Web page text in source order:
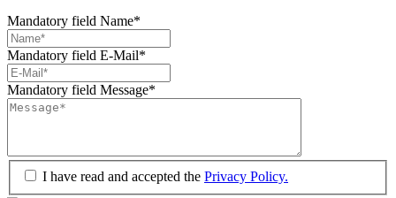
Mandatory field Name*
Mandatory field E-Mail*
Mandatory field Message*
I have read and accepted the Privacy Policy.